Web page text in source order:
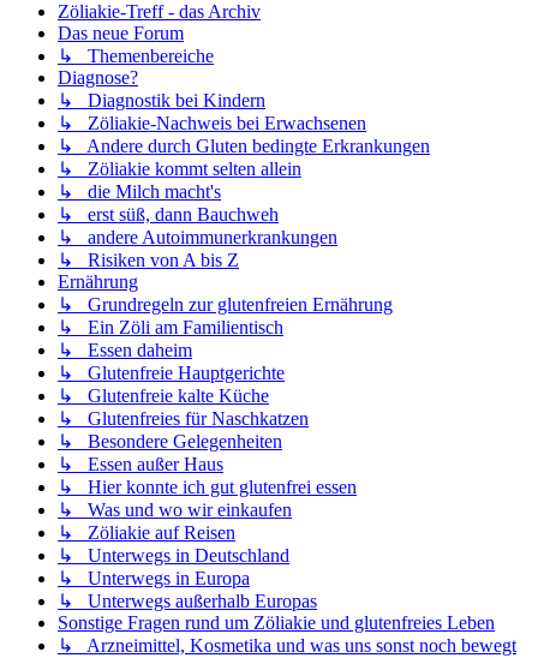
Zöliakie-Treff - das Archiv
Das neue Forum
↳ Themenbereiche
Diagnose?
↳ Diagnostik bei Kindern
↳ Zöliakie-Nachweis bei Erwachsenen
↳ Andere durch Gluten bedingte Erkrankungen
↳ Zöliakie kommt selten allein
↳ die Milch macht's
↳ erst süß, dann Bauchweh
↳ andere Autoimmunerkrankungen
↳ Risiken von A bis Z
Ernährung
↳ Grundregeln zur glutenfreien Ernährung
↳ Ein Zöli am Familientisch
↳ Essen daheim
↳ Glutenfreie Hauptgerichte
↳ Glutenfreie kalte Küche
↳ Glutenfreies für Naschkatzen
↳ Besondere Gelegenheiten
↳ Essen außer Haus
↳ Hier konnte ich gut glutenfrei essen
↳ Was und wo wir einkaufen
↳ Zöliakie auf Reisen
↳ Unterwegs in Deutschland
↳ Unterwegs in Europa
↳ Unterwegs außerhalb Europas
Sonstige Fragen rund um Zöliakie und glutenfreies Leben
↳ Arzneimittel, Kosmetika und was uns sonst noch bewegt